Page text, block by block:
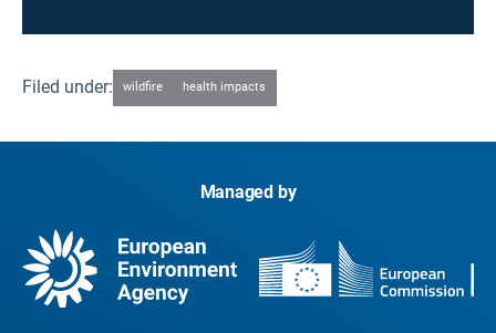
Filed under: wildfire health impacts
Managed by